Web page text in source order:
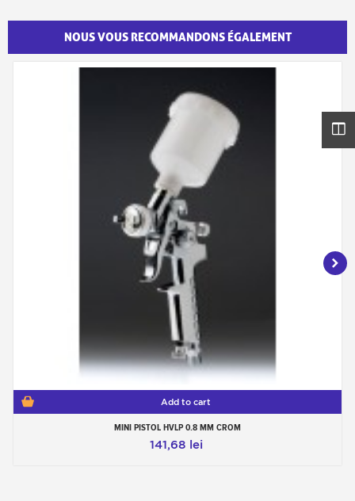
NOUS VOUS RECOMMANDONS ÉGALEMENT
Add to cart
MINI PISTOL HVLP 0.8 MM CROM
141,68 lei